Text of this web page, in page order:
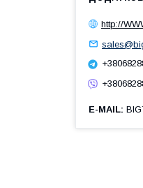
http://
E-MAIL